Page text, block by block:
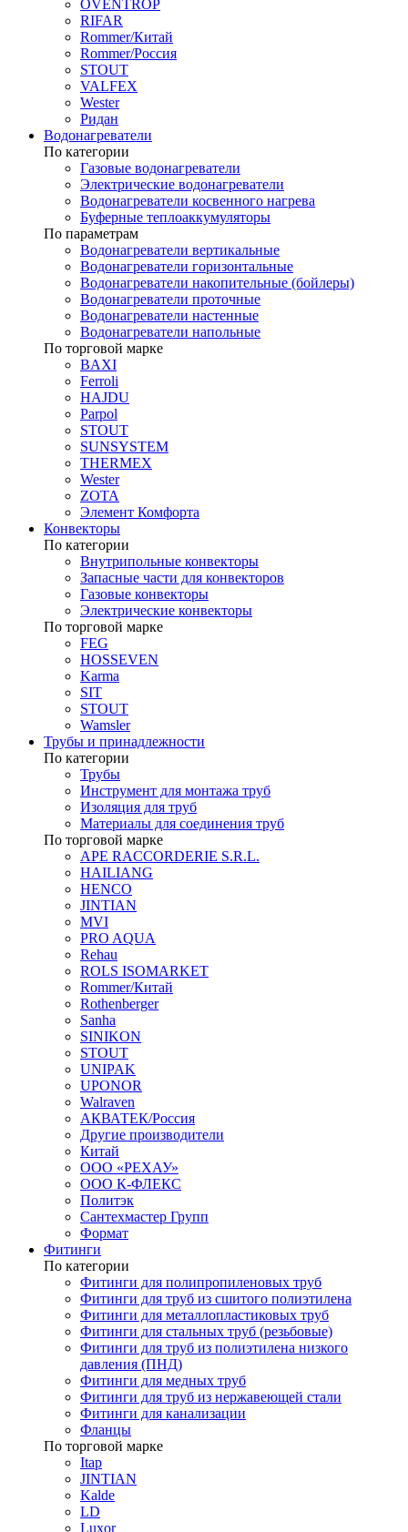
OVENTROP
RIFAR​
Rommer/Китай
Rommer/Россия
STOUT
VALFEX
Wester
Ридан
Водонагреватели
По категории
Газовые водонагреватели
Электрические водонагреватели
Водонагреватели косвенного нагрева
Буферные теплоаккумуляторы
По параметрам
Водонагреватели вертикальные
Водонагреватели горизонтальные
Водонагреватели накопительные (бойлеры)
Водонагреватели проточные
Водонагреватели настенные
Водонагреватели напольные
По торговой марке
BAXI
Ferroli
HAJDU
Parpol
STOUT
SUNSYSTEM
THERMEX
Wester
ZOTA
Элемент Комфорта
Конвекторы
По категории
Внутрипольные конвекторы
Запасные части для конвекторов
Газовые конвекторы
Электрические конвекторы
По торговой марке
FEG
HOSSEVEN
Karma
SIT
STOUT
Wamsler
Трубы и принадлежности
По категории
Трубы
Инструмент для монтажа труб
Изоляция для труб
Материалы для соединения труб
По торговой марке
APE RACCORDERIE S.R.L.
HAILIANG
HENCO
JINTIAN
MVI
PRO AQUA
Rehau
ROLS ISOMARKET
Rommer/Китай
Rothenberger
Sanha
SINIKON
STOUT
UNIPAK
UPONOR
Walraven
АКВАТЕК/Россия
Другие производители
Китай
ООО «РЕХАУ»
ООО К-ФЛЕКС
Политэк
Сантехмастер Групп
Формат
Фитинги
По категории
Фитинги для полипропиленовых труб
Фитинги для труб из сшитого полиэтилена
Фитинги для металлопластиковых труб
Фитинги для стальных труб (резьбовые)
Фитинги для труб из полиэтилена низкого
давления (ПНД)
Фитинги для медных труб
Фитинги для труб из нержавеющей стали
Фитинги для канализации
Фланцы
По торговой марке
Itap
JINTIAN
Kalde
LD
Luxor